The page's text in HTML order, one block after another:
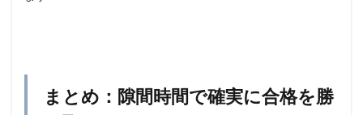
まとめ：隙間時間で確実に合格を勝